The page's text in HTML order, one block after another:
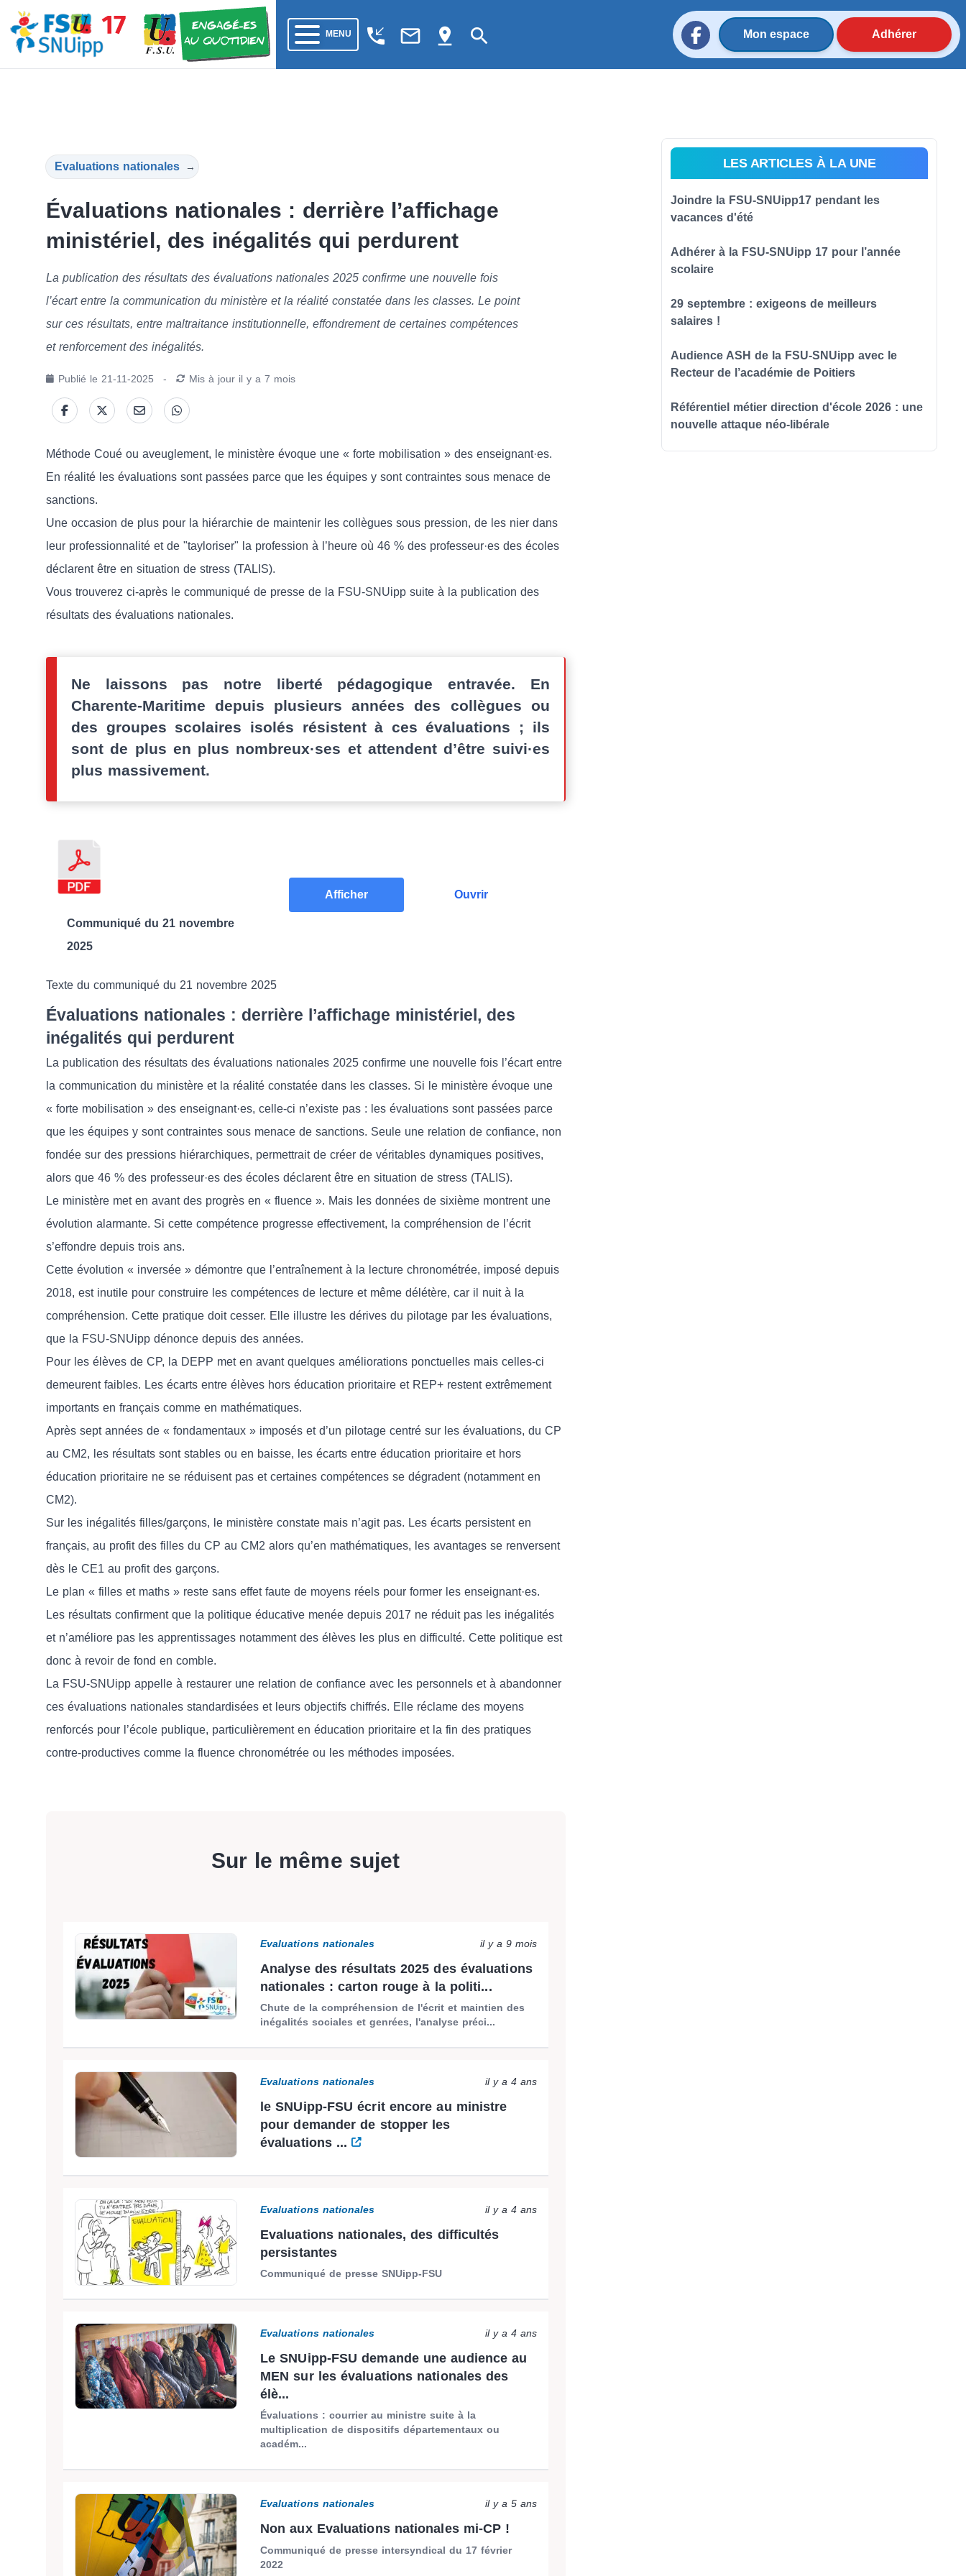
MENU phone_callback mail_outline pin_drop search Mon espace Adhérer
Evaluations nationales →
Évaluations nationales : derrière l’affichage
ministériel, des inégalités qui perdurent
La publication des résultats des évaluations nationales 2025 confirme une nouvelle fois
l’écart entre la communication du ministère et la réalité constatée dans les classes. Le point
sur ces résultats, entre maltraitance institutionnelle, effondrement de certaines compétences
et renforcement des inégalités.
Publié le 21-11-2025 - Mis à jour il y a 7 mois
Méthode Coué ou aveuglement, le ministère évoque une « forte mobilisation » des enseignant·es.
En réalité les évaluations sont passées parce que les équipes y sont contraintes sous menace de
sanctions.
Une occasion de plus pour la hiérarchie de maintenir les collègues sous pression, de les nier dans
leur professionnalité et de "tayloriser" la profession à l’heure où 46 % des professeur·es des écoles
déclarent être en situation de stress (TALIS).
Vous trouverez ci-après le communiqué de presse de la FSU-SNUipp suite à la publication des
résultats des évaluations nationales.
Ne laissons pas notre liberté pédagogique entravée. En
Charente-Maritime depuis plusieurs années des collègues ou
des groupes scolaires isolés résistent à ces évaluations ; ils
sont de plus en plus nombreux·ses et attendent d’être suivi·es
plus massivement.
Communiqué du 21 novembre
2025
Afficher Ouvrir
Texte du communiqué du 21 novembre 2025
Évaluations nationales : derrière l’affichage ministériel, des
inégalités qui perdurent
La publication des résultats des évaluations nationales 2025 confirme une nouvelle fois l’écart entre
la communication du ministère et la réalité constatée dans les classes. Si le ministère évoque une
« forte mobilisation » des enseignant·es, celle-ci n’existe pas : les évaluations sont passées parce
que les équipes y sont contraintes sous menace de sanctions. Seule une relation de confiance, non
fondée sur des pressions hiérarchiques, permettrait de créer de véritables dynamiques positives,
alors que 46 % des professeur·es des écoles déclarent être en situation de stress (TALIS).
Le ministère met en avant des progrès en « fluence ». Mais les données de sixième montrent une
évolution alarmante. Si cette compétence progresse effectivement, la compréhension de l’écrit
s’effondre depuis trois ans.
Cette évolution « inversée » démontre que l’entraînement à la lecture chronométrée, imposé depuis
2018, est inutile pour construire les compétences de lecture et même délétère, car il nuit à la
compréhension. Cette pratique doit cesser. Elle illustre les dérives du pilotage par les évaluations,
que la FSU-SNUipp dénonce depuis des années.
Pour les élèves de CP, la DEPP met en avant quelques améliorations ponctuelles mais celles-ci
demeurent faibles. Les écarts entre élèves hors éducation prioritaire et REP+ restent extrêmement
importants en français comme en mathématiques.
Après sept années de « fondamentaux » imposés et d’un pilotage centré sur les évaluations, du CP
au CM2, les résultats sont stables ou en baisse, les écarts entre éducation prioritaire et hors
éducation prioritaire ne se réduisent pas et certaines compétences se dégradent (notamment en
CM2).
Sur les inégalités filles/garçons, le ministère constate mais n’agit pas. Les écarts persistent en
français, au profit des filles du CP au CM2 alors qu’en mathématiques, les avantages se renversent
dès le CE1 au profit des garçons.
Le plan « filles et maths » reste sans effet faute de moyens réels pour former les enseignant·es.
Les résultats confirment que la politique éducative menée depuis 2017 ne réduit pas les inégalités
et n’améliore pas les apprentissages notamment des élèves les plus en difficulté. Cette politique est
donc à revoir de fond en comble.
La FSU-SNUipp appelle à restaurer une relation de confiance avec les personnels et à abandonner
ces évaluations nationales standardisées et leurs objectifs chiffrés. Elle réclame des moyens
renforcés pour l’école publique, particulièrement en éducation prioritaire et la fin des pratiques
contre-productives comme la fluence chronométrée ou les méthodes imposées.
Sur le même sujet
Evaluations nationales il y a 9 mois
Analyse des résultats 2025 des évaluations
nationales : carton rouge à la politi...
Chute de la compréhension de l'écrit et maintien des
inégalités sociales et genrées, l'analyse préci...
Evaluations nationales il y a 4 ans
le SNUipp-FSU écrit encore au ministre
pour demander de stopper les
évaluations ...
Evaluations nationales il y a 4 ans
Evaluations nationales, des difficultés
persistantes
Communiqué de presse SNUipp-FSU
Evaluations nationales il y a 4 ans
Le SNUipp-FSU demande une audience au
MEN sur les évaluations nationales des
élè...
Évaluations : courrier au ministre suite à la
multiplication de dispositifs départementaux ou
académ...
Evaluations nationales il y a 5 ans
Non aux Evaluations nationales mi-CP !
Communiqué de presse intersyndical du 17 février
2022
LES ARTICLES À LA UNE
Joindre la FSU-SNUipp17 pendant les
vacances d'été
Adhérer à la FSU-SNUipp 17 pour l’année
scolaire
29 septembre : exigeons de meilleurs
salaires !
Audience ASH de la FSU-SNUipp avec le
Recteur de l’académie de Poitiers
Référentiel métier direction d'école 2026 : une
nouvelle attaque néo-libérale